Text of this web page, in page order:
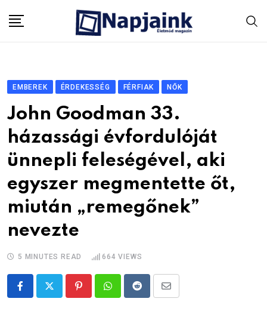
EMBEREK ÉRDEKESSÉG FÉRFIAK NŐK
John Goodman 33.
házassági évfordulóját
ünnepli feleségével, aki
egyszer megmentette őt,
miután „remegőnek”
nevezte
5 MINUTES READ 664 VIEWS
PinterestWhatsappRedditShare